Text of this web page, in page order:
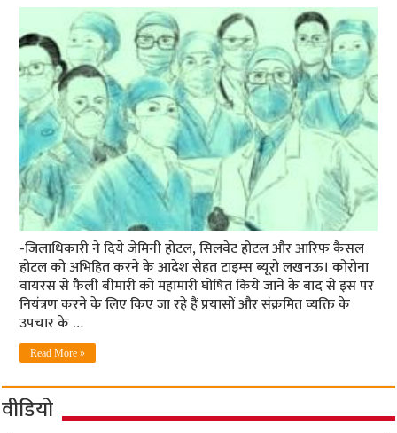
-जिला‍धिकारी ने दिये जेमिनी होटल, सिलवेट होटल और आरिफ कैसल
होटल को अभिहित करने के आदेश सेहत टाइम्‍स ब्‍यूरो लखनऊ। कोरोना
वायरस से फैली बीमारी को महामारी घोषित किये जाने के बाद से इस पर
नियंत्रण करने के लिए किए जा रहे हैं प्रयासों और संक्रमित व्यक्ति के
उपचार के …
Read More »
वीडियो